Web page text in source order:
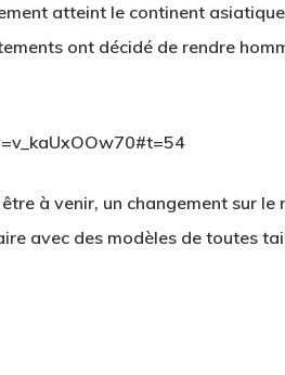
atteint le continent
ont décidé de rendre
à venir, un changement sur le
avec des modèles de toutes